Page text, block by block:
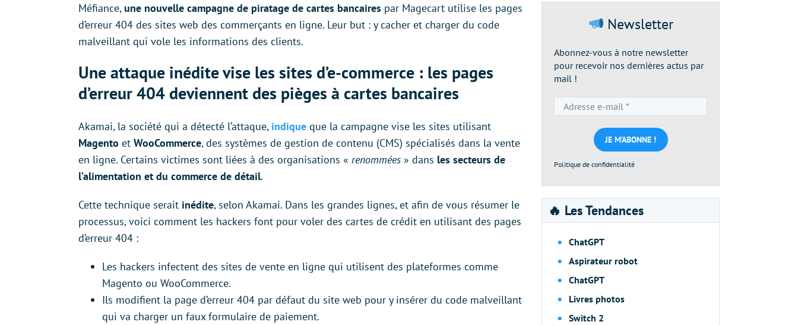
Méfiance, une nouvelle campagne de piratage de cartes bancaires par Magecart utilise les pages
d’erreur 404 des sites web des commerçants en ligne. Leur but : y cacher et charger du code
malveillant qui vole les informations des clients.
Une attaque inédite vise les sites d’e-commerce : les pages
d’erreur 404 deviennent des pièges à cartes bancaires
Akamai, la société qui a détecté l’attaque, indique que la campagne vise les sites utilisant
Magento et WooCommerce, des systèmes de gestion de contenu (CMS) spécialisés dans la vente
en ligne. Certains victimes sont liées à des organisations « renommées » dans les secteurs de
l’alimentation et du commerce de détail.
Cette technique serait inédite, selon Akamai. Dans les grandes lignes, et afin de vous résumer le
processus, voici comment les hackers font pour voler des cartes de crédit en utilisant des pages
d’erreur 404 :
Les hackers infectent des sites de vente en ligne qui utilisent des plateformes comme
Magento ou WooCommerce.
Ils modifient la page d’erreur 404 par défaut du site web pour y insérer du code malveillant
qui va charger un faux formulaire de paiement.
Newsletter
Abonnez-vous à notre newsletter
pour recevoir nos dernières actus par
mail !
e-
mail
*
Politique de confidentialité
🔥 Les Tendances
ChatGPT
Aspirateur robot
ChatGPT
Livres photos
Switch 2